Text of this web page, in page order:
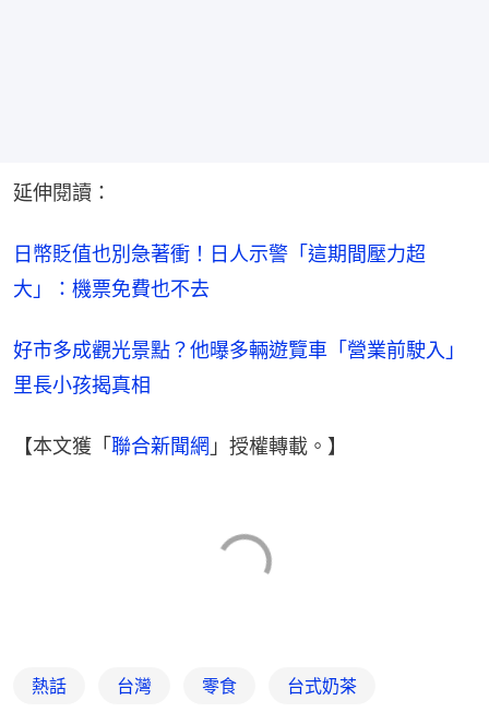
延伸閱讀：
日幣貶值也別急著衝！日人示警「這期間壓力超
大」：機票免費也不去
好市多成觀光景點？他曝多輛遊覽車「營業前駛入」
里長小孩揭真相
【本文獲「聯合新聞網 」授權轉載。】
熱話 台灣 零食 台式奶茶